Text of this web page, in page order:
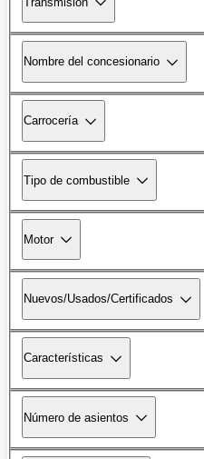
Nombre del concesionario
Carrocería
Tipo de combustible
Motor
Nuevos/Usados/Certificados
Características
Número de asientos